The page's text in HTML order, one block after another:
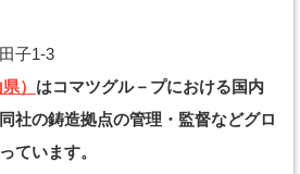
子1-3
） はコマツグル－プにおける国内
社の鋳造拠点の管理・監督などグロ
ています。